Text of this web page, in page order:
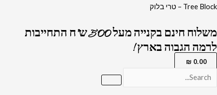
דילוג
Tree Block – טרי בלוק
משלוח חינם בקנייה מעל 500 ש"ח התחייבות
לרמה הגבוה בארץ !
0.00
₪
כמות
2060
-
ציור